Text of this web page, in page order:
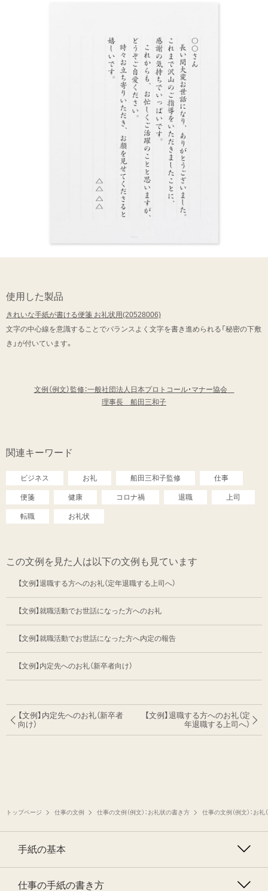
使用した製品
きれいな手紙が書ける便箋 お礼状用(20528006)
文字の中心線を意識することでバランスよく文字を書き進められる「秘密の下敷
き」が付いています。
文例（例文）監修：一般社団法人日本プロトコール・マナー協会
理事長 船田三和子
関連キーワード
ビジネス お礼 船田三和子監修 仕事
便箋 健康 コロナ禍 退職 上司
転職 お礼状
この文例を見た人は以下の文例も見ています
【文例】退職する方へのお礼（定年退職する上司へ）
【文例】就職活動でお世話になった方へのお礼
【文例】就職活動でお世話になった方へ内定の報告
【文例】内定先へのお礼（新卒者向け）
【文例】内定先へのお礼（新卒者
向け）
【文例】退職する方へのお礼（定
年退職する上司へ）
トップページ 仕事の文例 仕事の文例（例文）：お礼状の書き方 仕事の文例（例文）：お礼
手紙の基本
仕事の手紙の書き方